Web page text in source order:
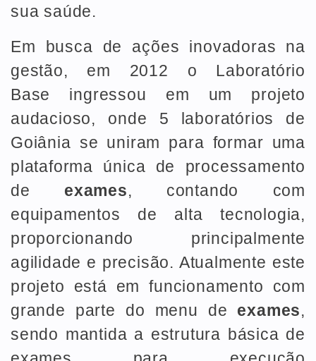
sua saúde.
Em busca de ações inovadoras na
gestão, em 2012 o Laboratório
Base ingressou em um projeto
audacioso, onde 5 laboratórios de
Goiânia se uniram para formar uma
plataforma única de processamento
de exames, contando com
equipamentos de alta tecnologia,
proporcionando principalmente
agilidade e precisão. Atualmente este
projeto está em funcionamento com
grande parte do menu de exames,
sendo mantida a estrutura básica de